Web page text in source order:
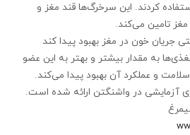
كردند. این سرخرگ‌ها قند مغز و
مغز تامین می‌كند.
جریان خون در مغز بهبود پیدا كند
به مقدار بیشتر و بهتر به این عضو
و عملكرد آن بهبود پیدا می‌كند.
آزمایشی در واشنگتن ارائه شده است.